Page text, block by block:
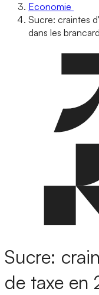
Economie
Sucre: craintes
dans les
Sucre:
de taxe en